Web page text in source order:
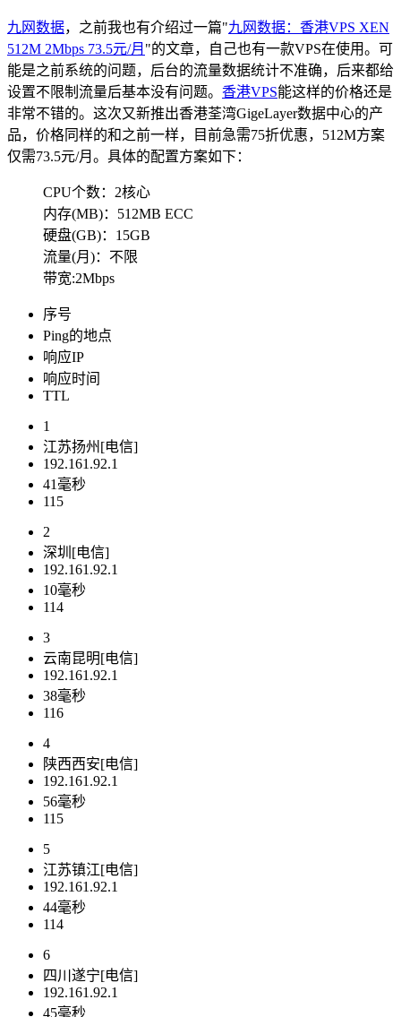
九网数据，之前我也有介绍过一篇"九网数据：香港VPS XEN
512M 2Mbps 73.5元/月 "的文章，自己也有一款VPS在使用。可
能是之前系统的问题，后台的流量数据统计不准确，后来都给
设置不限制流量后基本没有问题。 香港VPS能这样的价格还是
非常不错的。这次又新推出香港荃湾GigeLayer数据中心的产
品，价格同样的和之前一样，目前急需75折优惠，512M方案
仅需73.5元/月。具体的配置方案如下：
CPU个数：2核心
内存(MB)：512MB ECC
硬盘(GB)：15GB
流量(月)：不限
带宽:2Mbps
序号
Ping的地点
响应IP
响应时间
TTL
1
江苏扬州[电信]
192.161.92.1
41毫秒
115
2
深圳[电信]
192.161.92.1
10毫秒
114
3
云南昆明[电信]
192.161.92.1
38毫秒
116
4
陕西西安[电信]
192.161.92.1
56毫秒
115
5
江苏镇江[电信]
192.161.92.1
44毫秒
114
6
四川遂宁[电信]
192.161.92.1
45毫秒